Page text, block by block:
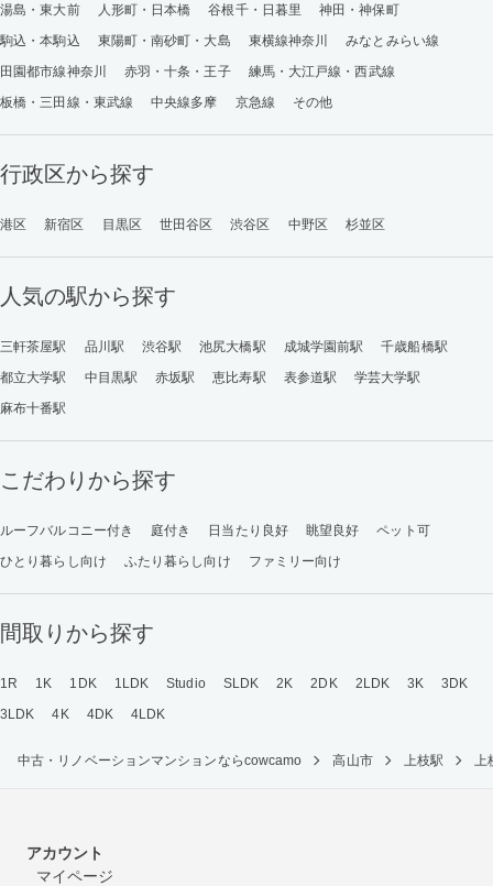
湯島・東大前
人形町・日本橋 谷根千・日暮里
神田・神保町
駒込・本駒込
東陽町・南砂町・大島 東横線神奈川
みなとみらい線
田園都市線神奈川
赤羽・十条・王子
練馬・大江戸線・西武線
板橋・三田線・東武線
中央線多摩 京急線 その他
行政区から探す
港区 新宿区 目黒区 世田谷区 渋谷区 中野区 杉並区
人気の駅から探す
三軒茶屋駅 品川駅 渋谷駅 池尻大橋駅 成城学園前駅
千歳船橋駅
都立大学駅
中目黒駅 赤坂駅 恵比寿駅 表参道駅
学芸大学駅
麻布十番駅
こだわりから探す
ルーフバルコニー付き 庭付き 日当たり良好 眺望良好
ペット可
ひとり暮らし向け
ふたり暮らし向け ファミリー向け
間取りから探す
1R 1K 1DK 1LDK Studio SLDK 2K 2DK 2LDK 3K
3DK
3LDK
4K 4DK 4LDK
中古・リノベーションマンションならcowcamo 高山市 上枝駅
アカウント
マイページ